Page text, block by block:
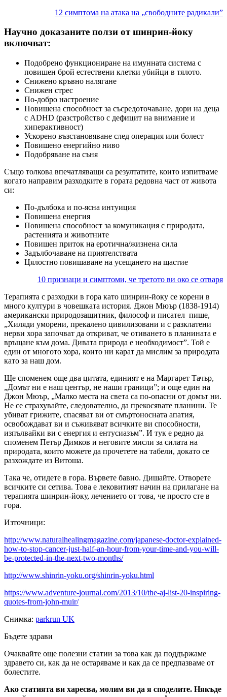
12 симптома на атака на „свободните радикали”
Научно доказаните ползи от шинрин-йоку
включват:
Подобрено функциониране на имунната система с
повишен брой естествени клетки убийци в тялото.
Снижено кръвно налягане
Снижен стрес
По-добро настроение
Повишена способност за съсредоточаване, дори на деца
с ADHD (разстройство с дефицит на внимание и
хиперактивност)
Ускорено възстановяване след операция или болест
Повишено енергийно ниво
Подобряване на съня
Също толкова впечатляващи са резултатите, които изпитваме
когато направим разходките в гората редовна част от живота
си:
По-дълбока и по-ясна интуиция
Повишена енергия
Повишена способност за комуникация с природата,
растенията и животните
Повишен приток на еротична/жизнена сила
Задълбочаване на приятелствата
Цялостно повишаване на усещането на щастие
10 признаци и симптоми, че третото ви око се отваря
Терапията с разходки в гора като шинрин-йоку се корени в
много култури в човешката история. Джон Мюър (1838-1914)
американски природозащитник, философ и писател пише,
„Хиляди уморени, прекалено цивилизовани и с разклатени
нерви хора започват да откриват, че отиването в планината е
връщане към дома. Дивата природа е необходимост”. Той е
един от многото хора, които ни карат да мислим за природата
като за наш дом.
Ще споменем още два цитата, единият е на Маргарет Тачър,
„Домът ни е наш център, не наши граници”; и още един на
Джон Мюър, „Малко места на света са по-опасни от домът ни.
Не се страхувайте, следователно, да прекосявате планини. Те
убиват грижите, спасяват ви от смъртоносната апатия,
освобождават ви и съживяват всичките ви способности,
изпълвайки ви с енергия и ентусиазъм”. И тук е редно да
споменем Петър Димков и неговите мисли за силата на
природата, които можете да прочетете на табели, докато се
разхождате из Витоша.
Така че, отидете в гора. Вървете бавно. Дишайте. Отворете
всичките си сетива. Това е лековитият начин на прилагане на
терапията шинрин-йоку, лечението от това, че просто сте в
гора.
Източници:
http://www.naturalhealingmagazine.com/japanese-doctor-explained-
how-to-stop-cancer-just-half-an-hour-from-your-time-and-you-will-
be-protected-in-the-next-two-months/
http://www.shinrin-yoku.org/shinrin-yoku.html
https://www.adventure-journal.com/2013/10/the-aj-list-20-inspiring-
quotes-from-john-muir/
Снимка: parkrun UK
Бъдете здрави
Очаквайте още полезни статии за това как да поддържаме
здравето си, как да не остаряваме и как да се предпазваме от
болестите.
Ако статията ви харесва, молим ви да я споделите. Някъде